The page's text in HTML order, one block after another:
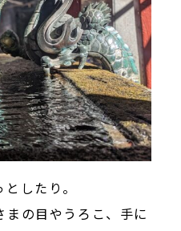
したり。
まの目やうろこ、手に